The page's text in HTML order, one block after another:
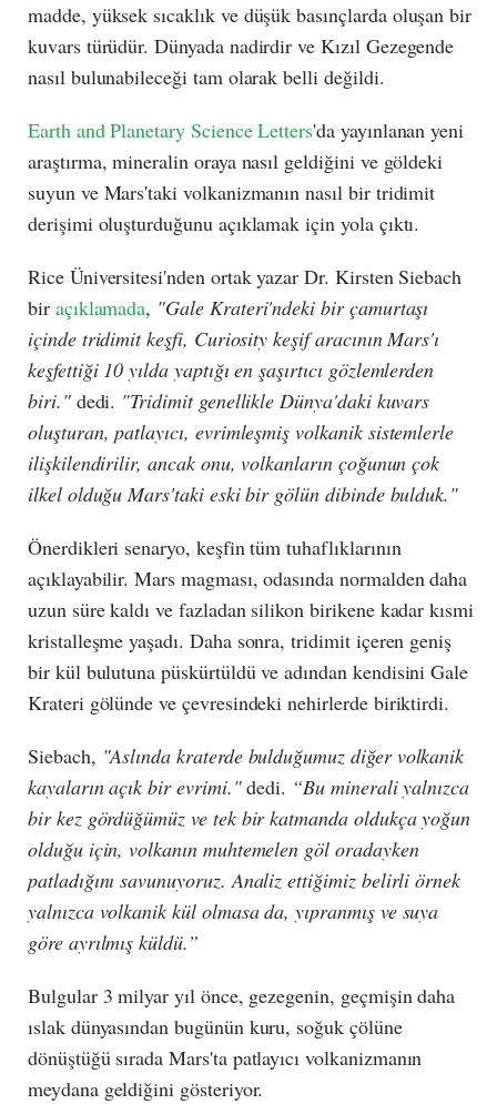
madde, yüksek sıcaklık ve düşük basınçlarda oluşan bir
kuvars türüdür. Dünyada nadirdir ve Kızıl Gezegende
nasıl bulunabileceği tam olarak belli değildi.
Earth and Planetary Science Letters'da yayınlanan yeni
araştırma, mineralin oraya nasıl geldiğini ve göldeki
suyun ve Mars'taki volkanizmanın nasıl bir tridimit
derişimi oluşturduğunu açıklamak için yola çıktı.
Rice Üniversitesi'nden ortak yazar Dr. Kirsten Siebach
bir açıklamada, "Gale Krateri'ndeki bir çamurtaşı
içinde tridimit keşfi, Curiosity keşif aracının Mars'ı
keşfettiği 10 yılda yaptığı en şaşırtıcı gözlemlerden
biri."dedi. "Tridimit genellikle Dünya'daki kuvars
oluşturan, patlayıcı, evrimleşmiş volkanik sistemlerle
ilişkilendirilir, ancak onu, volkanların çoğunun çok
ilkel olduğu Mars'taki eski bir gölün dibinde bulduk."
Önerdikleri senaryo, keşfin tüm tuhaflıklarının
açıklayabilir. Mars magması, odasında normalden daha
uzun süre kaldı ve fazladan silikon birikene kadar kısmi
kristalleşme yaşadı. Daha sonra, tridimit içeren geniş
bir kül bulutuna püskürtüldü ve adından kendisini Gale
Krateri gölünde ve çevresindeki nehirlerde biriktirdi.
Siebach, "Aslında kraterde bulduğumuz diğer volkanik
kayaların açık bir evrimi."dedi. “Bu minerali yalnızca
bir kez gördüğümüz ve tek bir katmanda oldukça yoğun
olduğu için, volkanın muhtemelen göl oradayken
patladığını savunuyoruz. Analiz ettiğimiz belirli örnek
yalnızca volkanik kül olmasa da, yıpranmış ve suya
göre ayrılmış küldü.”
Bulgular 3 milyar yıl önce, gezegenin, geçmişin daha
ıslak dünyasından bugünün kuru, soğuk çölüne
dönüştüğü sırada Mars'ta patlayıcı volkanizmanın
meydana geldiğini gösteriyor.